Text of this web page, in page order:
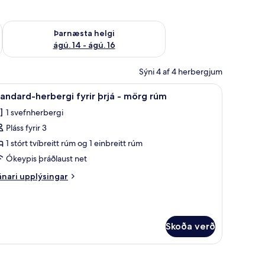
9
Þarnæsta helgi
ágú. 14 - ágú. 16
Athuga framboð þarnæstu helgi ágú. 14 - ágú. 16
Sýni 4 af 4 herbergjum
í herbergi, ókeypis þráðlaus nettenging, rúmföt
Standard-herbergi fyrir þrjá - mörg rúm |
2 herbergi fyrir þrjá - mörg rúm
1 svefnherbergi
Pláss fyrir 3
1 stórt tvíbreitt rúm og 1 einbreitt rúm
Ókeypis þráðlaust net
upplýsingar
Skoða verð